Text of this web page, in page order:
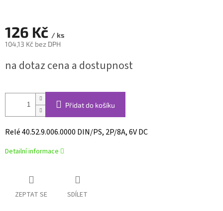
126 Kč / ks
104,13 Kč bez DPH
cena:
na dotaz cena a dostupnost
Přidat do košíku
Relé 40.52.9.006.0000 DIN/PS, 2P/8A, 6V DC
Detailní informace
ZEPTAT SE SDÍLET